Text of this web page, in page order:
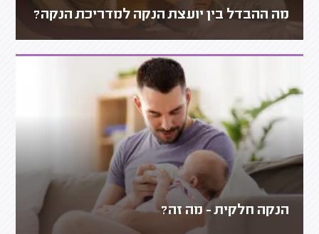
מה ההבדל בין יועצת הנקה למדריכת הנקה?
הנקה חלקית - מה זה?